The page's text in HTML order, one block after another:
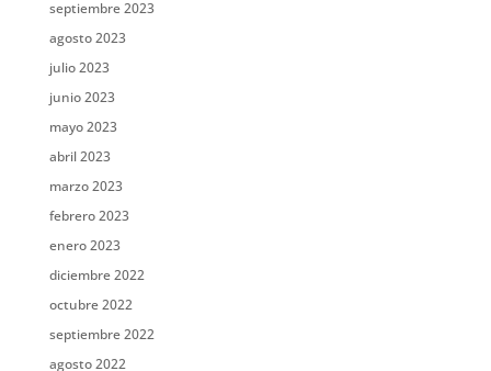
septiembre 2023
agosto 2023
julio 2023
junio 2023
mayo 2023
abril 2023
marzo 2023
febrero 2023
enero 2023
diciembre 2022
octubre 2022
septiembre 2022
agosto 2022